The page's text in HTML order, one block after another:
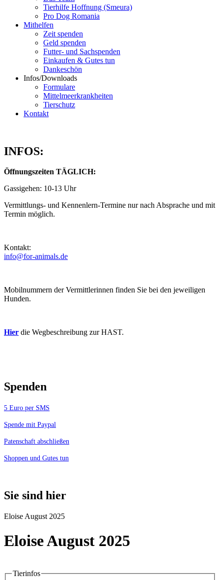
Tierhilfe Hoffnung (Smeura)
Pro Dog Romania
Mithelfen
Zeit spenden
Geld spenden
Futter- und Sachspenden
Einkaufen & Gutes tun
Dankeschön
Infos/Downloads
Formulare
Mittelmeerkrankheiten
Tierschutz
Kontakt
INFOS:
Öffnungszeiten TÄGLICH:
Gassigehen: 10-13 Uhr
Vermittlungs- und Kennenlern-Termine nur nach Absprache und mit
Termin möglich.
Kontakt:
info@for-animals.de
Mobilnummern der Vermittlerinnen finden Sie bei den jeweiligen
Hunden.
Hier die Wegbeschreibung zur HAST.
Spenden
5 Euro per SMS
Spende mit Paypal
Patenschaft abschließen
Shoppen und Gutes tun
Sie sind hier
Eloise August 2025
Eloise August 2025
Tierinfos